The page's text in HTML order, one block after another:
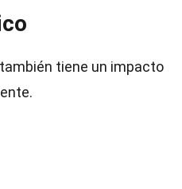
tiene un impacto